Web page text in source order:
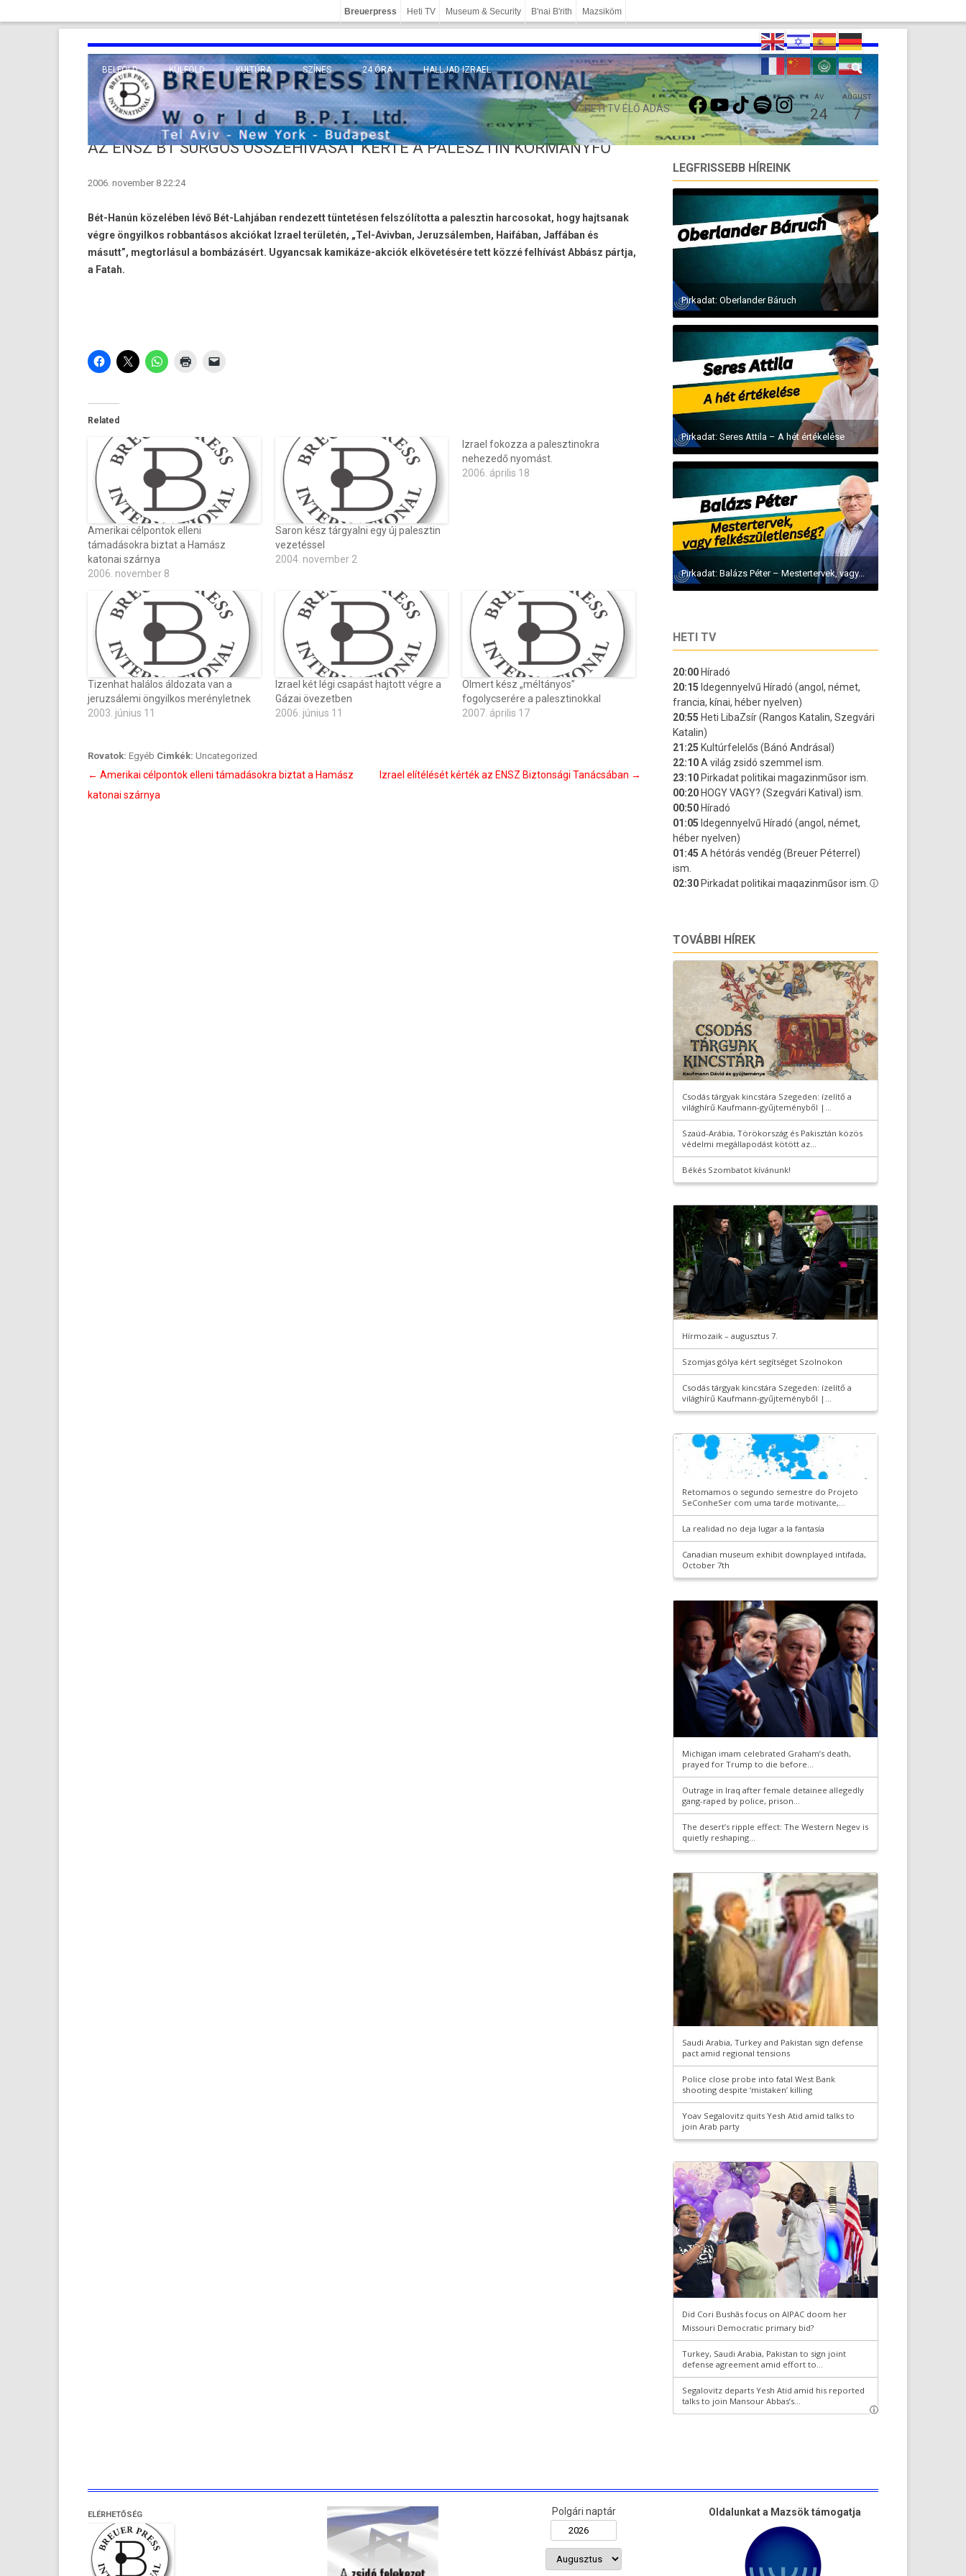
Breuerpress Heti TV Museum & Security B'nai B'rith Mazsiköm
BELFÖLD KÜLFÖLD
EURÓPA
KÖZEL-KELET
TENGERENTÚL
KULTÚRA
TUDOMÁNY
VALLÁS
SZÍNES 24 ÓRA HALLJAD IZRAEL
HETI TV ÉLŐ ADÁS
FACEBOOKYOUTUBETIKTOKSPOTIFYINSTAGRAMÁV
24
AUGUST
7
AZ ENSZ BT SÜRGŐS ÖSSZEHÍVÁSÁT KÉRTE A PALESZTIN KORMÁNYFŐ
2006. november 8 22:24
Bét-Hanún közelében lévő Bét-Lahjában rendezett tüntetésen felszólította a palesztin harcosokat, hogy hajtsanak
végre öngyilkos robbantásos akciókat Izrael területén, „Tel-Avivban, Jeruzsálemben, Haifában, Jaffában és
másutt”, megtorlásul a bombázásért. Ugyancsak kamikáze-akciók elkövetésére tett közzé felhívást Abbász pártja,
a Fatah.
Related
Amerikai célpontok elleni
támadásokra biztat a Hamász
katonai szárnya
2006. november 8
Saron kész tárgyalni egy új palesztin
vezetéssel
2004. november 2
Izrael fokozza a palesztinokra
nehezedő nyomást.
2006. április 18
Tizenhat halálos áldozata van a
jeruzsálemi öngyilkos merényletnek
2003. június 11
Izrael két légi csapást hajtott végre a
Gázai övezetben
2006. június 11
Olmert kész „méltányos”
fogolycserére a palesztinokkal
2007. április 17
Rovatok: Egyéb Cimkék: Uncategorized
Bejegyzés
navigáció
← Amerikai célpontok elleni támadásokra biztat a Hamász
katonai szárnya
Izrael elítélését kérték az ENSZ Biztonsági Tanácsában →
LEGFRISSEBB HÍREINK
Pirkadat: Oberlander Báruch
Pirkadat: Seres Attila – A hét értékelése
Pirkadat: Balázs Péter – Mestertervek, vagy...
HETI TV
TOVÁBBI HÍREK
ELÉRHETŐSÉG Polgári naptár Oldalunkat a Mazsök támogatja